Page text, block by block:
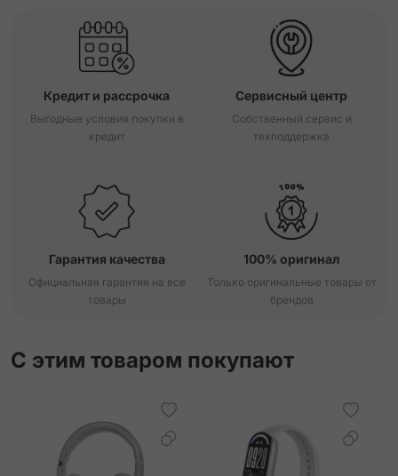
Кредит и рассрочка
Выгодные условия покупки в
кредит
Сервисный центр
Собственный сервис и
техподдержка
Гарантия качества
Официальная гарантия на все
товары
100% оригинал
Только оригинальные товары от
брендов
С этим товаром покупают